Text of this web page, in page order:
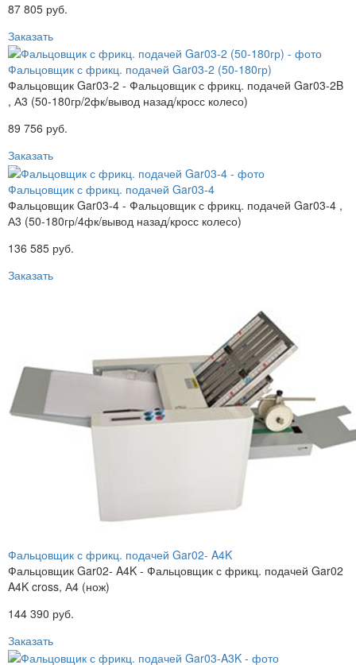
87 805 руб.
Заказать
Фальцовщик с фрикц. подачей Gar03-2 (50-180гр)
Фальцовщик Gar03-2 - Фальцовщик с фрикц. подачей Gar03-2B
, А3 (50-180гр/2фк/вывод назад/кросс колесо)
89 756 руб.
Заказать
Фальцовщик с фрикц. подачей Gar03-4
Фальцовщик Gar03-4 - Фальцовщик с фрикц. подачей Gar03-4 ,
А3 (50-180гр/4фк/вывод назад/кросс колесо)
136 585 руб.
Заказать
Фальцовщик с фрикц. подачей Gar02- A4K
Фальцовщик Gar02- A4K - Фальцовщик с фрикц. подачей Gar02
A4K cross, А4 (нож)
144 390 руб.
Заказать